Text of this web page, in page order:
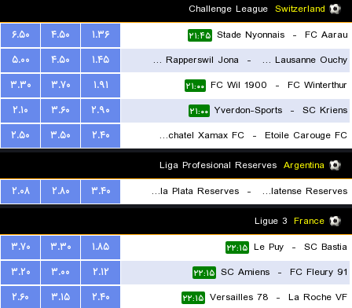
Switzerland
FC Aarau
-
Stade Nyonnais ۲۱:۴۵ ۱.۳۶ ۴.۵۰
۶.۵۰
FC Stade Lausanne Ouchy
-
FC Rapperswil Jona
۲۱:۰۰
۱.۴۵ ۴.۵۰
۵.۰۰
FC Winterthur
-
FC Wil 1900 ۲۱:۰۰ ۱.۹۱ ۳.۷۰
۳.۳۰
SC Kriens
-
Yverdon-Sports ۲۱:۰۰ ۲.۹۰ ۳.۶۰
۲.۱۰
Etoile Carouge FC
-
Neuchatel Xamax FC
۲۱:۴۵
۲.۴۰ ۳.۵۰
۲.۵۰
Argentina
CA Platense Reserves
-
Estudiantes de la Plata Reserves
۲۱:۳۰
۳.۴۰ ۲.۸۰
۲.۰۸
France
SC Bastia
-
Le Puy ۲۲:۱۵ ۱.۸۵ ۳.۳۰
۳.۷۰
FC Fleury 91
-
SC Amiens ۲۲:۱۵ ۲.۱۲ ۳.۰۰
۳.۲۰
La Roche VF
-
Versailles 78 ۲۲:۱۵ ۲.۴۰ ۳.۱۵
۲.۶۰